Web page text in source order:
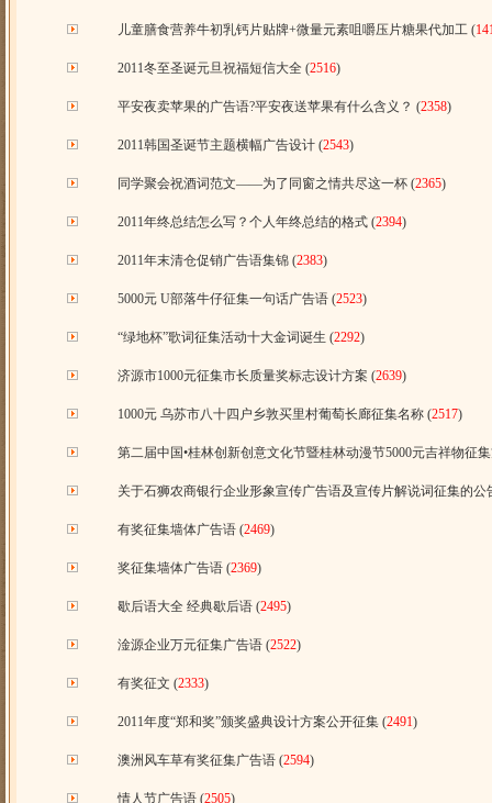
儿童膳食营养牛初乳钙片贴牌+微量元素咀嚼压片糖果代加工 (
2011冬至圣诞元旦祝福短信大全 (2516)
平安夜卖苹果的广告语?平安夜送苹果有什么含义？ (2358)
2011韩国圣诞节主题横幅广告设计 (2543)
同学聚会祝酒词范文——为了同窗之情共尽这一杯 (2365)
2011年终总结怎么写？个人年终总结的格式 (2394)
2011年末清仓促销广告语集锦 (2383)
5000元 U部落牛仔征集一句话广告语 (2523)
“绿地杯”歌词征集活动十大金词诞生 (2292)
济源市1000元征集市长质量奖标志设计方案 (2639)
1000元 乌苏市八十四户乡敦买里村葡萄长廊征集名称 (2517)
第二届中国•桂林创新创意文化节暨桂林动漫节5000元吉祥物征
关于石狮农商银行企业形象宣传广告语及宣传片解说词征集的公
有奖征集墙体广告语 (2469)
奖征集墙体广告语 (2369)
歇后语大全 经典歇后语 (2495)
淦源企业万元征集广告语 (2522)
有奖征文 (2333)
2011年度“郑和奖”颁奖盛典设计方案公开征集 (2491)
澳洲风车草有奖征集广告语 (2594)
情人节广告语 (2505)